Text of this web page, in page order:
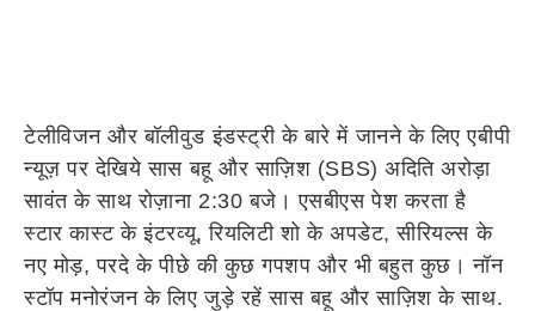
टेलीविजन और बॉलीवुड इंडस्ट्री के बारे में जानने के लिए एबीपी
न्यूज़ पर देखिये सास बहू और साज़िश (SBS) अदिति अरोड़ा
सावंत के साथ रोज़ाना 2:30 बजे। एसबीएस पेश करता है
स्टार कास्ट के इंटरव्यू, रियलिटी शो के अपडेट, सीरियल्स के
नए मोड़, परदे के पीछे की कुछ गपशप और भी बहुत कुछ। नॉन
स्टॉप मनोरंजन के लिए जुड़े रहें सास बहू और साज़िश के साथ.